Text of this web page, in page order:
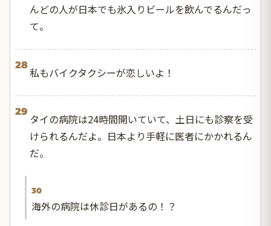
んどの人が日本でも氷入りビールを飲んでるんだっ
て。
28
私もバイクタクシーが恋しいよ！
29
タイの病院は24時間開いていて、土日にも診察を受
けられるんだよ。日本より手軽に医者にかかれるん
だ。
30
海外の病院は休診日があるの！？